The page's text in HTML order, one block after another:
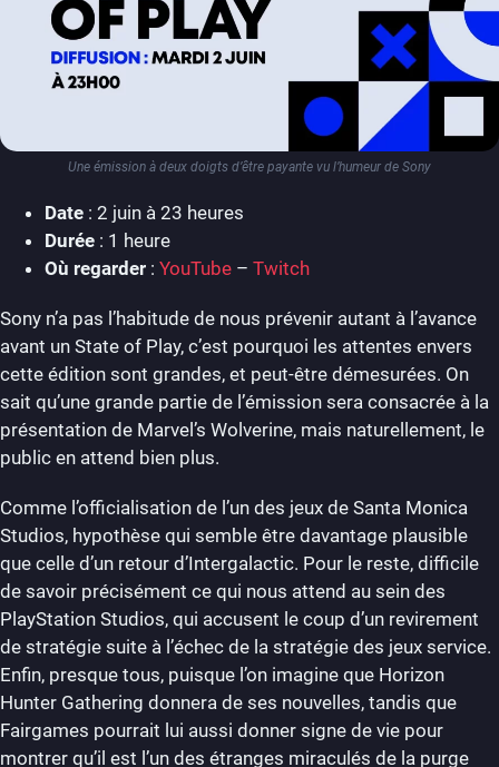
Une émission à deux doigts d’être payante vu l’humeur de Sony
Date : 2 juin à 23 heures
Durée : 1 heure
Où regarder : YouTube – Twitch
Sony n’a pas l’habitude de nous prévenir autant à l’avance
avant un State of Play, c’est pourquoi les attentes envers
cette édition sont grandes, et peut-être démesurées. On
sait qu’une grande partie de l’émission sera consacrée à la
présentation de Marvel’s Wolverine, mais naturellement, le
public en attend bien plus.
Comme l’officialisation de l’un des jeux de Santa Monica
Studios, hypothèse qui semble être davantage plausible
que celle d’un retour d’Intergalactic. Pour le reste, difficile
de savoir précisément ce qui nous attend au sein des
PlayStation Studios, qui accusent le coup d’un revirement
de stratégie suite à l’échec de la stratégie des jeux service.
Enfin, presque tous, puisque l’on imagine que Horizon
Hunter Gathering donnera de ses nouvelles, tandis que
Fairgames pourrait lui aussi donner signe de vie pour
montrer qu’il est l’un des étranges miraculés de la purge